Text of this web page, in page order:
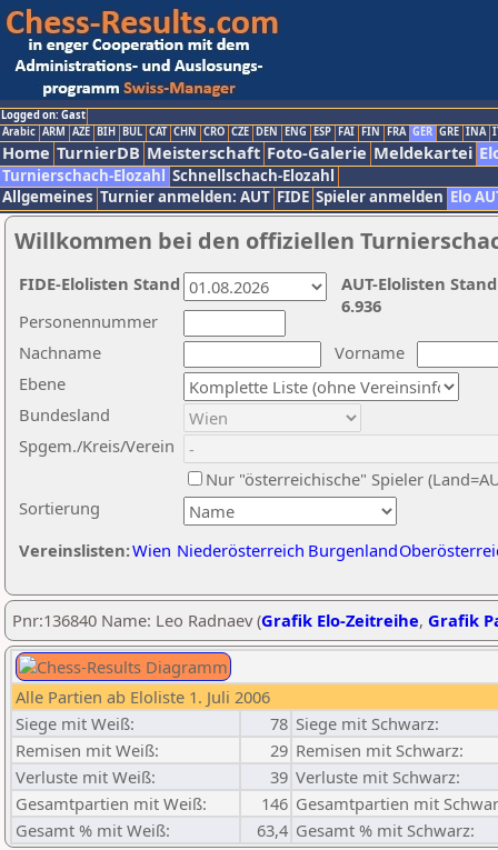
Logged on: Gast
Arabic ARM AZE BIH BUL CAT CHN CRO CZE DEN ENG ESP FAI FIN FRA GER GRE INA
Home TurnierDB Meisterschaft Foto-Galerie Meldekartei
Turnierschach-Elozahl Schnellschach-Elozahl
Allgemeines Turnier anmelden: AUT FIDE Spieler anmelden Elo
Willkommen bei den offiziellen
Nachname
Vorname
Ebene
Sortierung
Personennummer
Bundesland
Spgem./Kreis/Verein
Nur "österreichische" Spieler
Vereinslisten:Wien Niederösterreich Burgenland
AUT-Elolisten
6.936
FIDE-Elolisten Stand
Pnr:136840 Name: Leo Radnaev (Grafik Elo-Zeitreihe, Grafik
Alle Partien ab Eloliste 1. Juli 2006
Siege mit Weiß:
78 Siege mit Schwarz:
Remisen mit Weiß:
29 Remisen mit Schwarz:
Verluste mit Weiß:
39 Verluste mit Schwarz:
Gesamtpartien mit Weiß:
146 Gesamtpartien mit
Gesamt % mit Weiß:
63,4 Gesamt % mit Schwarz: